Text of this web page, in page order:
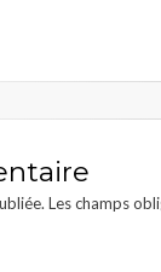
Les champs